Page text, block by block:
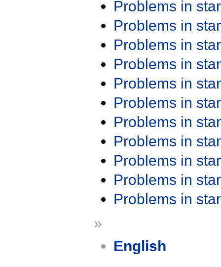
Problems in
Problems in
Problems in
Problems in
Problems in
Problems in
Problems in
Problems in
Problems in
Problems in
Problems in
»
English